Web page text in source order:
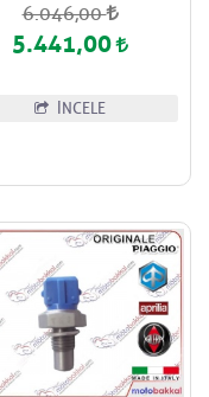
6.046,00
5.441,00
İNCELE